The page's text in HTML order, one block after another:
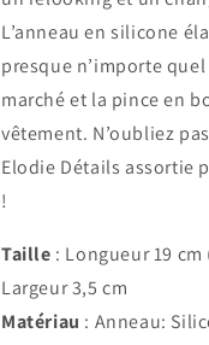
L’anneau en silicone
presque n’importe
marché et la pince en
vêtement. N’oubliez
Elodie Détails assortie
!
Taille : Longueur 19
Largeur 3,5 cm
Matériau : Anneau: